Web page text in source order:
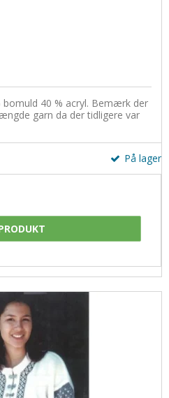
bomuld 40 % acryl. Bemærk der
garn da der tidligere var
På lager